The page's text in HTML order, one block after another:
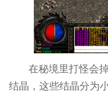
在秘境里打怪会
结晶，这些结晶分为